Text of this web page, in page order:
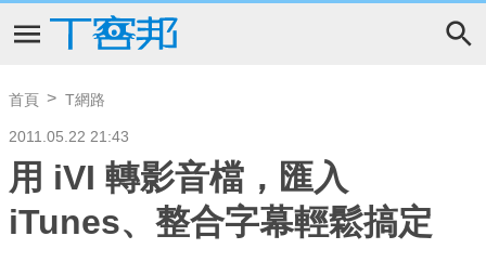
首頁 T網路
2011.05.22 21:43
用 iVI 轉影音檔，匯入
iTunes、整合字幕輕鬆搞定